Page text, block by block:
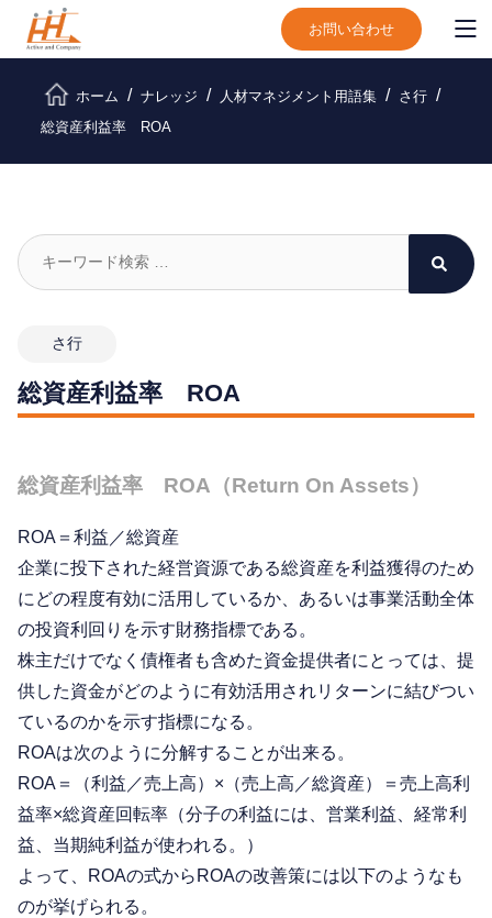
お問い合わせ
ホーム ナレッジ 人材マネジメント用語集
さ行
総資産利益率 ROA
さ行
総資産利益率 ROA
総資産利益率 ROA（Return On Assets）
ROA＝利益／総資産
企業に投下された経営資源である総資産を利益獲得のため
にどの程度有効に活用しているか、あるいは事業活動全体
の投資利回りを示す財務指標である。
株主だけでなく債権者も含めた資金提供者にとっては、提
供した資金がどのように有効活用されリターンに結びつい
ているのかを示す指標になる。
ROAは次のように分解することが出来る。
ROA＝（利益／売上高）×（売上高／総資産）＝売上高利
益率×総資産回転率（分子の利益には、営業利益、経常利
益、当期純利益が使われる。）
よって、ROAの式からROAの改善策には以下のようなも
のが挙げられる。